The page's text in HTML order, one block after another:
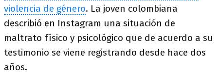
violencia de género. La joven colombiana
describió en Instagram una situación de
maltrato físico y psicológico que de acuerdo a su
testimonio se viene registrando desde hace dos
años.